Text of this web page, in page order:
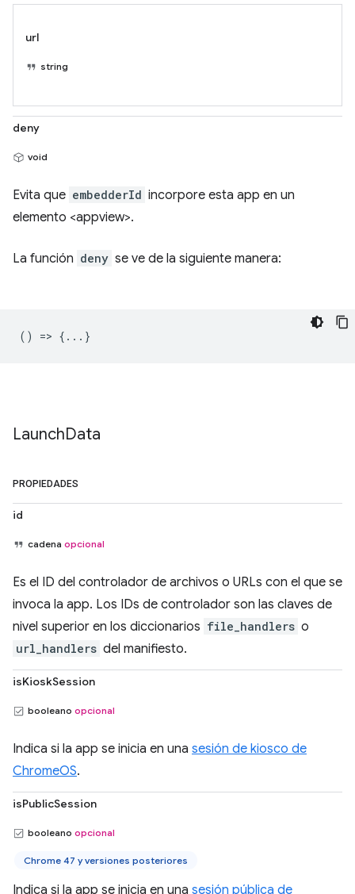
url
string
deny
void
Evita que embedderId incorpore esta app en un
elemento <appview>.
La función deny se ve de la siguiente manera:
() => {...}
LaunchData
PROPIEDADES
id
cadena opcional
Es el ID del controlador de archivos o URLs con el que se
invoca la app. Los IDs de controlador son las claves de
nivel superior en los diccionarios file_handlers o
url_handlers del manifiesto.
isKioskSession
booleano opcional
Indica si la app se inicia en una sesión de kiosco de
ChromeOS.
isPublicSession
booleano opcional
Chrome 47 y versiones posteriores
Indica si la app se inicia en una sesión pública de